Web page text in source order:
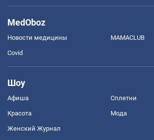
MedOboz
Новости медицины MAMACLUB
Covid
Шоу
Афиша Сплетни
Красота Мода
Женский Журнал